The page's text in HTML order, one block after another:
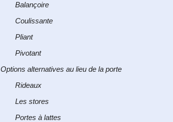
Balançoire
Coulissante
Pliant
Pivotant
Options alternatives au lieu de la porte
Rideaux
Les stores
Portes à lattes